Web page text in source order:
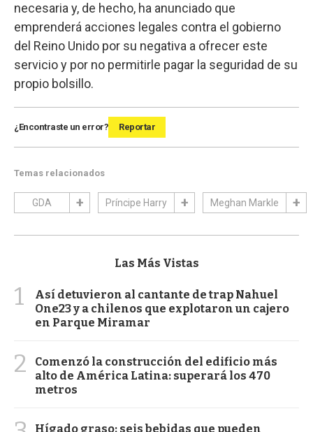
necesaria y, de hecho, ha anunciado que
emprenderá acciones legales contra el gobierno
del Reino Unido por su negativa a ofrecer este
servicio y por no permitirle pagar la seguridad de su
propio bolsillo.
¿Encontraste un error? Reportar
Temas relacionados
GDA Príncipe Harry Meghan Markle
Las Más Vistas
1
Así detuvieron al cantante de trap Nahuel
One23 y a chilenos que explotaron un cajero
en Parque Miramar
2
Comenzó la construcción del edificio más
alto de América Latina: superará los 470
metros
Hígado graso: seis bebidas que pueden